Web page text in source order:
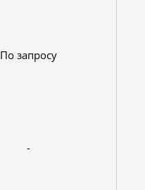
По запросу
-